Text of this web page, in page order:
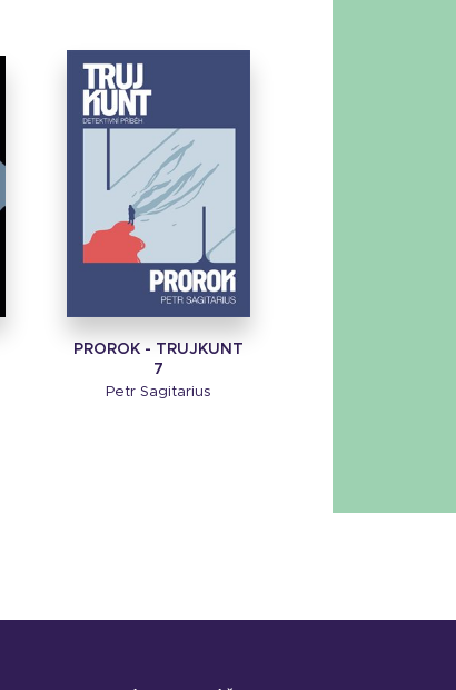
PROROK - TRUJKUNT
7
Petr Sagitarius